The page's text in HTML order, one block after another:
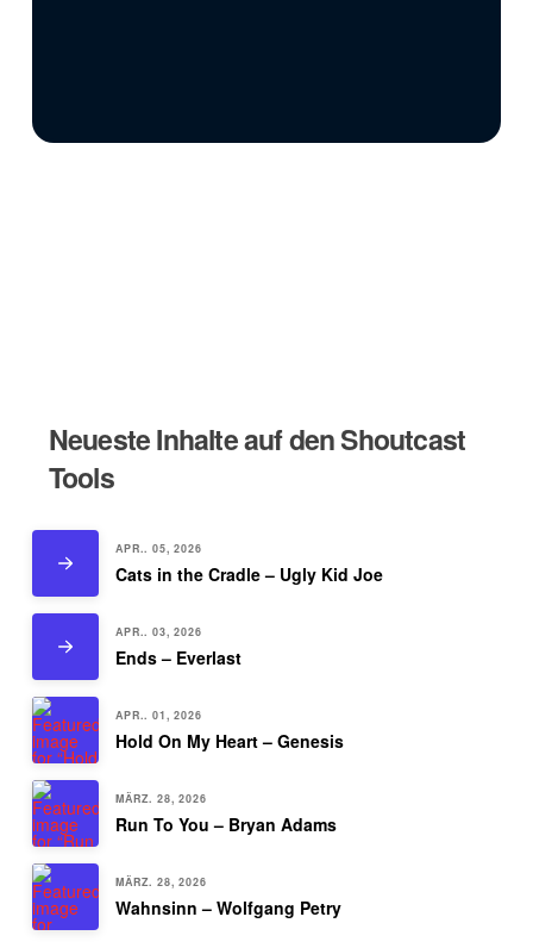
Neueste Inhalte auf den Shoutcast
Tools
APR.. 05, 2026
Cats in the Cradle – Ugly Kid Joe
APR.. 03, 2026
Ends – Everlast
APR.. 01, 2026
Hold On My Heart – Genesis
MÄRZ. 28, 2026
Run To You – Bryan Adams
MÄRZ. 28, 2026
Wahnsinn – Wolfgang Petry